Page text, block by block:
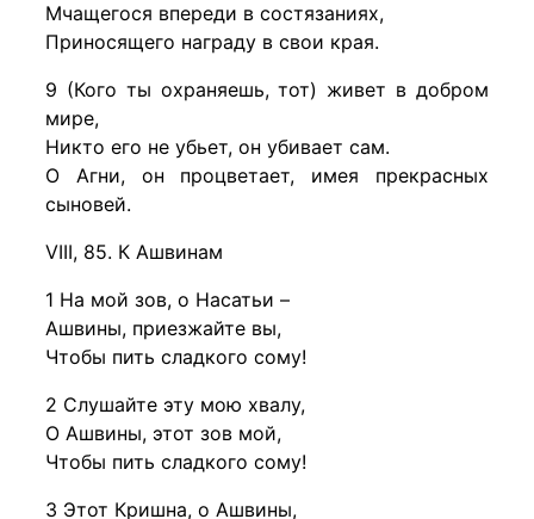
Мчащегося впереди в состязаниях,
Приносящего награду в свои края.
9 (Кого ты охраняешь, тот) живет в добром
мире,
Никто его не убьет, он убивает сам.
О Агни, он процветает, имея прекрасных
сыновей.
VIII, 85. К Ашвинам
1 На мой зов, о Насатьи –
Ашвины, приезжайте вы,
Чтобы пить сладкого сому!
2 Слушайте эту мою хвалу,
О Ашвины, этот зов мой,
Чтобы пить сладкого сому!
3 Этот Кришна, о Ашвины,